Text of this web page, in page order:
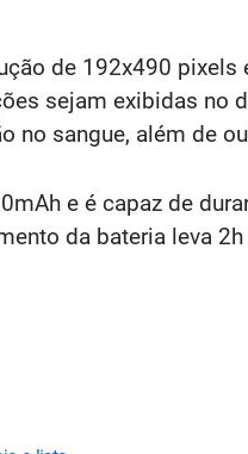
de 192x490 pixels
sejam exibidas no
no sangue, além de
e é capaz de
da bateria leva